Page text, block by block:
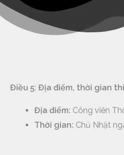
Điều 5: Địa điểm, thời gian
Địa điểm: Công viên
Thời gian: Chủ Nhật